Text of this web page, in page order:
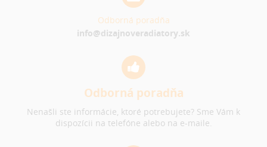
Odborná poradňa
info@dizajnoveradiatory.sk
Odborná poradňa
Nenašli ste informácie, ktoré potrebujete? Sme Vám k
dispozícii na telefóne alebo na e-maile.